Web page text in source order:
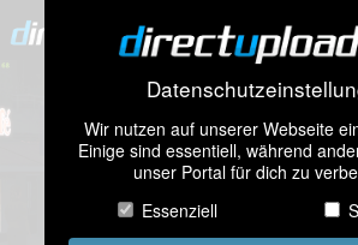
Wir nutzen auf unserer Webseite
Einige sind essentiell, während
unser Portal für dich zu
Essenziell